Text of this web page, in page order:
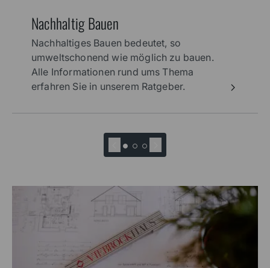
Nachhaltig Bauen
Nachhaltiges Bauen bedeutet, so
umweltschonend wie möglich zu bauen.
Alle Informationen rund ums Thema
erfahren Sie in unserem Ratgeber.